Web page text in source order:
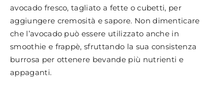
avocado fresco, tagliato a fette o cubetti, per
aggiungere cremosità e sapore. Non dimenticare
che l’avocado può essere utilizzato anche in
smoothie e frappè, sfruttando la sua consistenza
burrosa per ottenere bevande più nutrienti e
appaganti.